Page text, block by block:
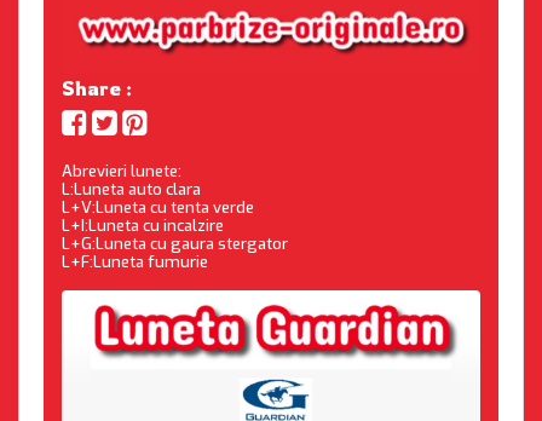
Share :
Abrevieri lunete:
L:Luneta auto clara
L+V:Luneta cu tenta verde
L+I:Luneta cu incalzire
L+G:Luneta cu gaura stergator
L+F:Luneta fumurie